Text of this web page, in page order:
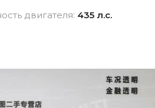
для
лицам в
все
Показать все
двигателя: 435 л.с.